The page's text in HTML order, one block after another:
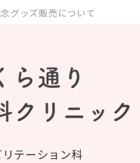
グッズ販売について
テーション科